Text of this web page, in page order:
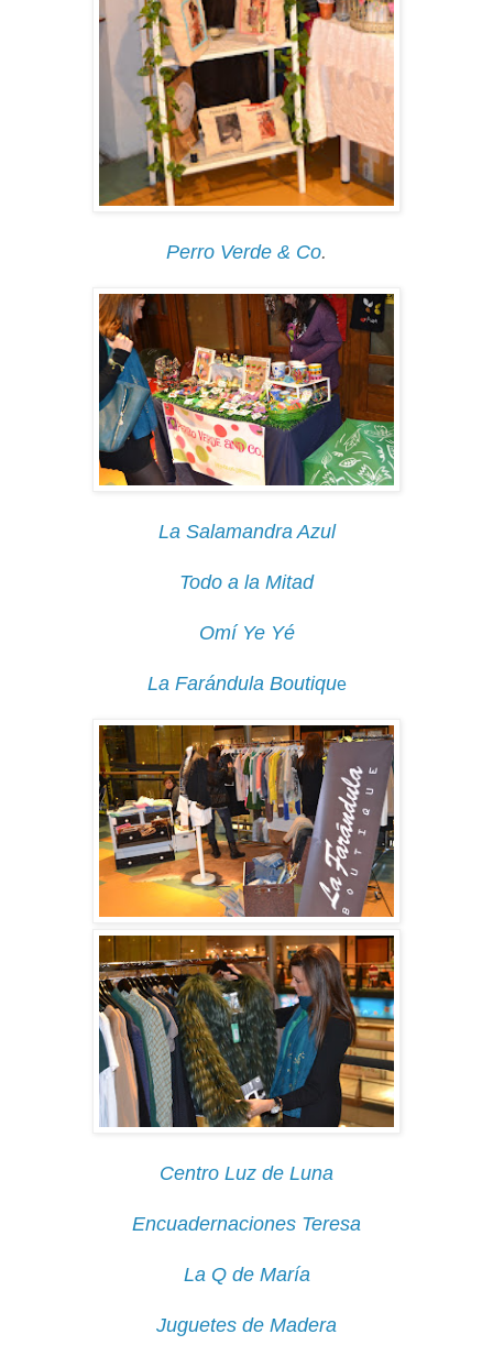
Perro Verde & Co.
La Salamandra Azul
Todo a la Mitad
Omí Ye Yé
La Farándula Boutique
Centro Luz de Luna
Encuadernaciones Teresa
La Q de María
Juguetes de Madera